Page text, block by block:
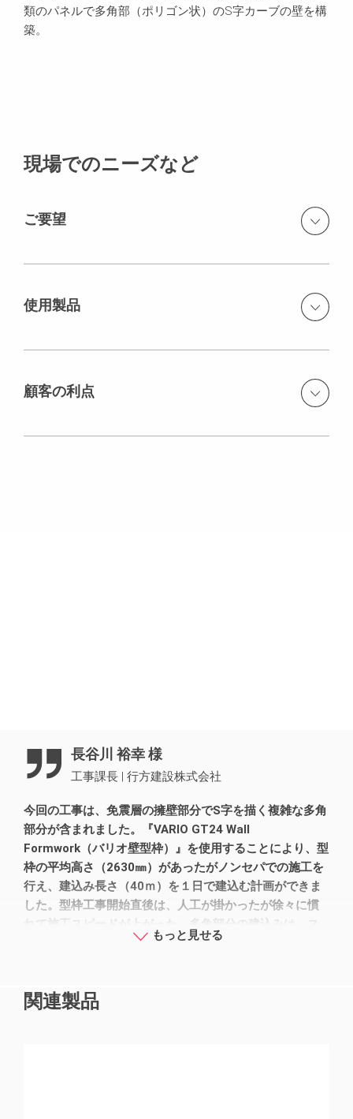
類のパネルで多角部（ポリゴン状）のS字カーブの壁を構
築。
現場でのニーズなど
ご要望
工期短縮
使用製品
VARIO GT24 Wall Formwork（バリオ壁型枠）
RS Push-Pull Props（プッシュ・プル・プロップ）
顧客の利点
長谷川 裕幸 様
工事課長 | 行方建設株式会社
今回の工事は、免震層の擁壁部分でS字を描く複雑な多角
部分が含まれました。『VARIO GT24 Wall
Formwork（バリオ壁型枠）』を使用することにより、型
枠の平均高さ（2630㎜）があったがノンセパでの施工を
行え、建込み長さ（40ｍ）を１日で建込む計画ができま
した。型枠工事開始直後は、人工が掛かったが徐々に慣
れて施工スピードが上がった。多角部分の建込みは、ス
ムーズに行うことが出来、工程を短縮につながりまし
型枠用合板である『PERI Birch（ペリー バーチ）』は、
もっと見せる
関連製品